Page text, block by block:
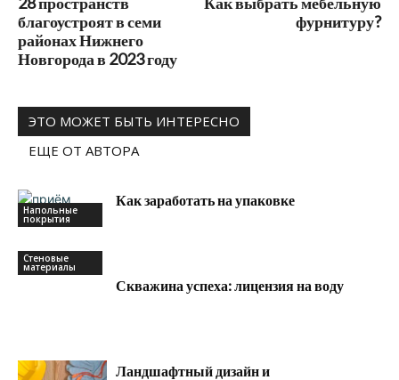
благоустроят в семи
районах Нижнего
Новгорода в 2023 году
фурнитуру?
ЭТО МОЖЕТ БЫТЬ ИНТЕРЕСНО
ЕЩЕ ОТ АВТОРА
Напольные
покрытия
Как заработать на упаковке
Стеновые
материалы
Скважина успеха: лицензия на воду
Ландшафтный дизайн и